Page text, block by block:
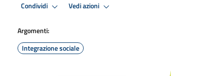
Condividi Vedi azioni
Argomenti:
Integrazione sociale